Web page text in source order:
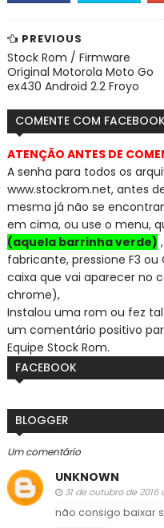
PREVIOUS
Stock Rom / Firmware
Original Motorola Moto Go
ex430 Android 2.2 Froyo
COMENTE COM
ATENÇÃO ANTES DE
A senha para todos os
www.stockrom.net, antes
mesma já não se encontra
em cima, ou use o menu,
(aquela barrinha verde)
fabricante, pressione F3
caixa que vai aparecer no
chrome),
Instalou uma rom ou fez
um comentário positivo
Equipe Stock Rom.
FACEBOOK
BLOGGER
Um comentário
UNKNOWN
31 de outubro de 2016
não consigo baixar